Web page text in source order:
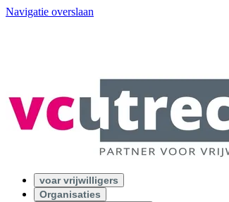
Navigatie overslaan
voar vrijwilligers
Organisaties